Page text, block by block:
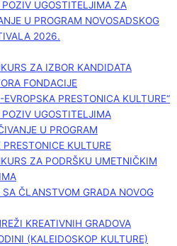
POZIV UGOSTITELJIMA ZA
U PROGRAM NOVOSADSKOG
2026.
ZA IZBOR KANDIDATA
FONDACIJE
EVROPSKA PRESTONICA KULTURE“
POZIV UGOSTITELJIMA
U PROGRAM
PRESTONICE KULTURE
ZA PODRŠKU UMETNIČKIM
ČLANSTVOM GRADA NOVOG
KREATIVNIH GRADOVA
(KALEIDOSKOP KULTURE)